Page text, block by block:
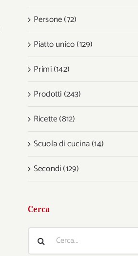
Persone (72)
Piatto unico (129)
Primi (142)
Prodotti (243)
Ricette (812)
Scuola di cucina (14)
Secondi (129)
Cerca
Cerca
per: